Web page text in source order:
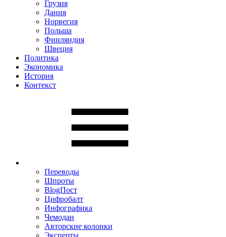
Грузия
Дания
Норвегия
Польша
Финляндия
Швеция
Политика
Экономика
История
Контекст
Переводы
Шпроты
BlogПост
Цифробалт
Инфографика
Чемодан
Авторские колонки
Эксперты